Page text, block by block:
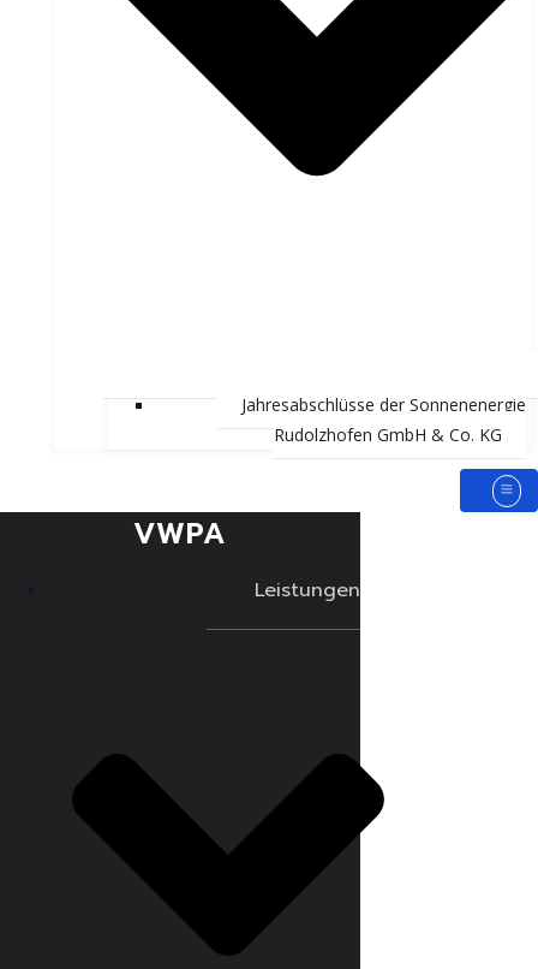
Jahresabschlüsse der Sonnenenergie
Rudolzhofen GmbH & Co. KG
VWPA
Leistungen